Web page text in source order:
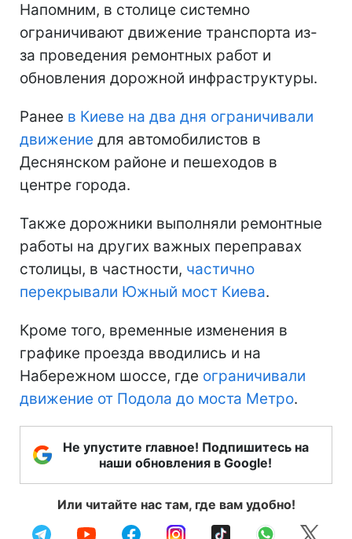
Напомним, в столице системно
ограничивают движение транспорта из-
за проведения ремонтных работ и
обновления дорожной инфраструктуры.
Ранее в Киеве на два дня ограничивали
движение для автомобилистов в
Деснянском районе и пешеходов в
центре города.
Также дорожники выполняли ремонтные
работы на других важных переправах
столицы, в частности, частично
перекрывали Южный мост Киева.
Кроме того, временные изменения в
графике проезда вводились и на
Набережном шоссе, где ограничивали
движение от Подола до моста Метро.
Не упустите главное! Подпишитесь на
наши обновления в Google!
Или читайте нас там, где вам удобно!